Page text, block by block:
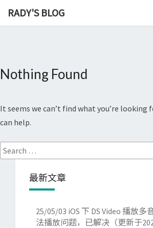
RADY'S BLOG
Nothing
Nothing Found
It seems we can’t find what you’re looking
can help.
Search
for:
最新文章
25/05/03 iOS 下 DS Video 播放多
法播放问题，已解决（更新于